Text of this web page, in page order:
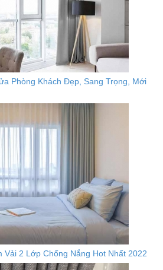
Phòng Khách Đẹp, Sang Trọng, Mới
Vải 2 Lớp Chống Nắng Hot Nhất 2022